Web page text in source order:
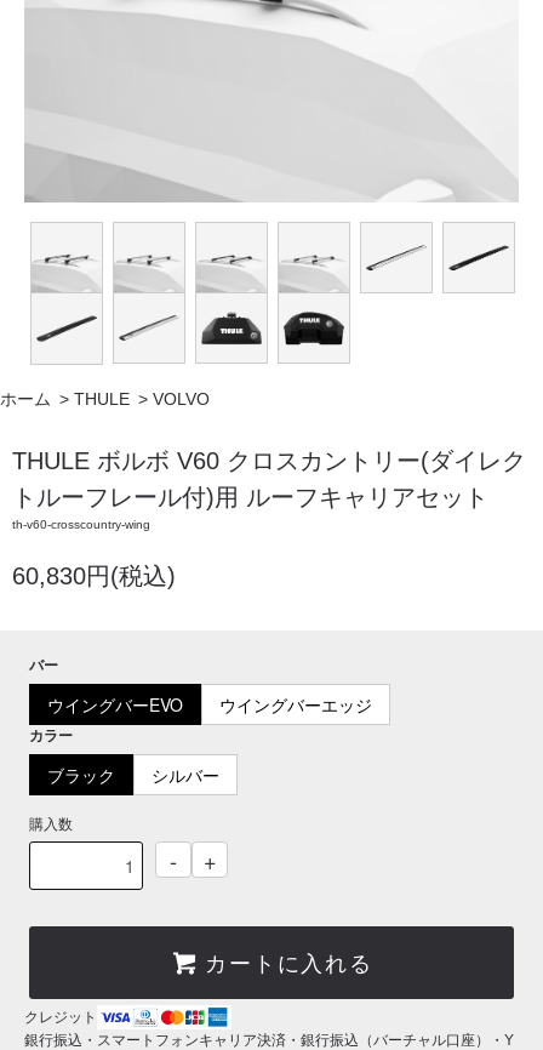
ホーム > THULE > VOLVO
THULE ボルボ V60 クロスカントリー(ダイレク
トルーフレール付)用 ルーフキャリアセット
th-v60-crosscountry-wing
60,830円(税込)
バー
ウイングバーEVO ウイングバーエッジ
カラー
ブラック シルバー
購入数
- +
カートに入れる
クレジット
銀行振込・スマートフォンキャリア決済・銀行振込（バーチャル口座）・Y